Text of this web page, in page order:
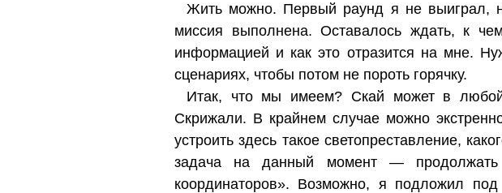
Жить можно. Первый раунд я не выиграл,
миссия выполнена. Оставалось ждать, к
информацией и как это отразится на мне.
сценариях, чтобы потом не пороть горячку.
Итак, что мы имеем? Скай может в
Скрижали. В крайнем случае можно
устроить здесь такое светопреставление,
задача на данный момент — продолжать
координаторов». Возможно, я подложил